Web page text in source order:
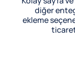
diğer
ekleme